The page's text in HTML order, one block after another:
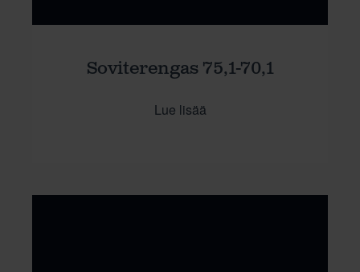
Soviterengas 75,1-70,1
Lue lisää